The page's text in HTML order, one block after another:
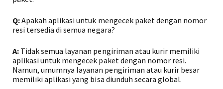
Q:Apakah aplikasi untuk mengecek paket dengan nomor
resi tersedia di semua negara?
A: Tidak semua layanan pengiriman atau kurir memiliki
aplikasi untuk mengecek paket dengan nomor resi.
Namun, umumnya layanan pengiriman atau kurir besar
memiliki aplikasi yang bisa diunduh secara global.